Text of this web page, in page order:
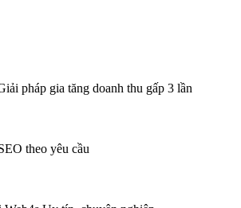
pháp gia tăng doanh thu gấp 3 lần
theo yêu cầu